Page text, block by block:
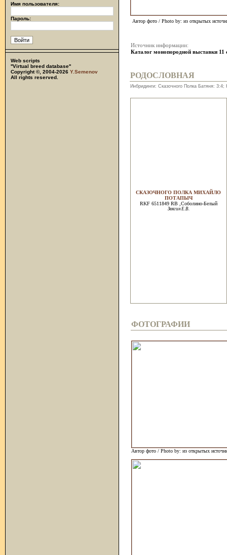
Имя пользователя:
Пароль:
Web scripts
''Virtual breed database''
Copyright ©, 2004-2026 Y.Semenov
All rights reserved.
Автор фото / Photo by: из открытых
Источник информации:
Каталог монопородной выставки 11
РОДОСЛОВНАЯ
Инбридинги: Сказочного Полка Батяня:
СКАЗОЧНОГО ПОЛКА МИХАЙЛО
ПОТАПЫЧ
RKF 6511849 RB ,Соболино-Белый
Звягин Е.В.
ФОТОГРАФИИ
Автор фото / Photo by: из открытых